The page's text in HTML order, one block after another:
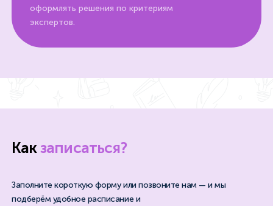
оформлять решения по критериям
экспертов.
Какзаписаться?
Заполните короткую форму или позвоните нам — и мы
подберём удобное расписание и